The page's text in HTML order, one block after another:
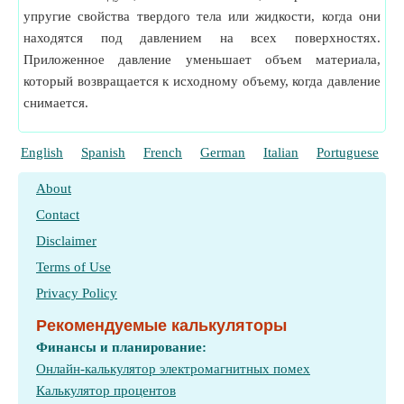
упругие свойства твердого тела или жидкости, когда они
находятся под давлением на всех поверхностях.
Приложенное давление уменьшает объем материала,
который возвращается к исходному объему, когда давление
снимается.
English Spanish French German Italian Portuguese
About
Contact
Disclaimer
Terms of Use
Privacy Policy
Рекомендуемые калькуляторы
Финансы и планирование:
Онлайн-калькулятор электромагнитных помех
Калькулятор процентов